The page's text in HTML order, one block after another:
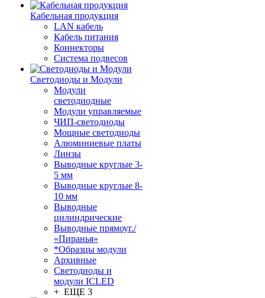
Кабельная продукция
LAN кабель
Кабель питания
Коннекторы
Система подвесов
Светодиоды и Модули
Модули
светодиодные
Модули управляемые
ЧИП-светодиоды
Мощные светодиоды
Алюминиевые платы
Линзы
Выводные круглые 3-
5 мм
Выводные круглые 8-
10 мм
Выводные
цилиндрические
Выводные прямоуг./
«Пиранья»
*Образцы модули
Архивные
Светодиоды и
модули ICLED
+ ЕЩЕ 3